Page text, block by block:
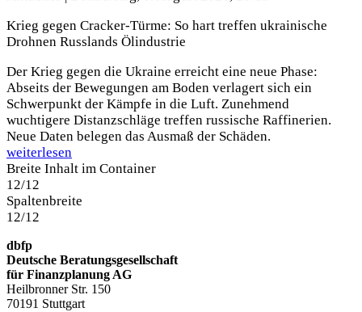
Krieg gegen Cracker-Türme: So hart treffen ukrainische
Drohnen Russlands Ölindustrie
Der Krieg gegen die Ukraine erreicht eine neue Phase:
Abseits der Bewegungen am Boden verlagert sich ein
Schwerpunkt der Kämpfe in die Luft. Zunehmend
wuchtigere Distanzschläge treffen russische Raffinerien.
Neue Daten belegen das Ausmaß der Schäden.
weiterlesen
Breite Inhalt im Container
12/12
Spaltenbreite
12/12
dbfp
Deutsche Beratungsgesellschaft
für Finanzplanung AG
Heilbronner Str. 150
70191 Stuttgart